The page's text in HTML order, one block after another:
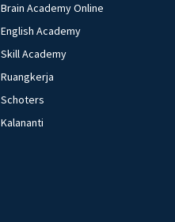
Brain Academy Online
English Academy
Skill Academy
Ruangkerja
Schoters
Kalananti